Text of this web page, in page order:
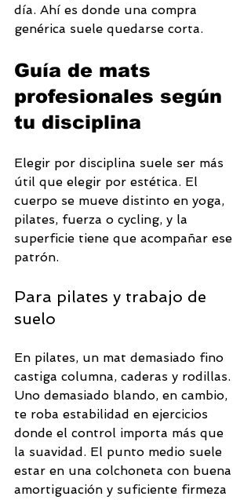
día. Ahí es donde una compra
genérica suele quedarse corta.
Guía de mats
profesionales según
tu disciplina
Elegir por disciplina suele ser más
útil que elegir por estética. El
cuerpo se mueve distinto en yoga,
pilates, fuerza o cycling, y la
superficie tiene que acompañar ese
patrón.
Para pilates y trabajo de
suelo
En pilates, un mat demasiado fino
castiga columna, caderas y rodillas.
Uno demasiado blando, en cambio,
te roba estabilidad en ejercicios
donde el control importa más que
la suavidad. El punto medio suele
estar en una colchoneta con buena
amortiguación y suficiente firmeza